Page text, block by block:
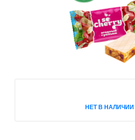
НЕТ В НАЛИЧИИ